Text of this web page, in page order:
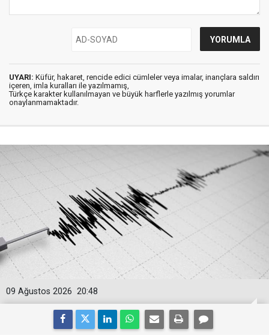
UYARI: Küfür, hakaret, rencide edici cümleler veya imalar, inançlara saldırı
içeren, imla kuralları ile yazılmamış,
Türkçe karakter kullanılmayan ve büyük harflerle yazılmış yorumlar
onaylanmamaktadır.
20:48
09 Ağustos 2026